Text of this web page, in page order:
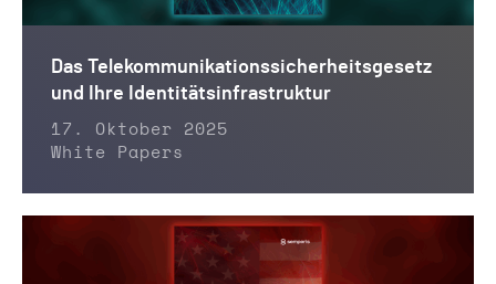
Das Telekommunikationssicherheitsgesetz
und Ihre Identitätsinfrastruktur
17. Oktober 2025
White Papers